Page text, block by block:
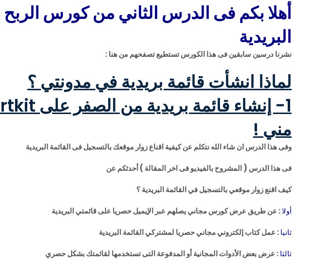
أهلا بكم فى الدرس الثاني من كورس الربح
البريدية
نشرنا درسين سابقين فى هذا الكورس تستطيع تصفحهم من هنا :
لماذا انشأت قائمة بريدية في مدونتي ؟
مني !
وفى هذا الدرس ان شاء الله نتكلم عن كيفية اقناع زوار موقعك بالتسجيل فى القائمة البريدية
فى هذا الدرس ( المشروح بالفيديو فى اخر المقالة ) أحدثكم عن
كيف اقنع زوار موقعي بالتسجيل في القائمة البريدية ؟
أولا: عن طريق عرض كورس مجاني يصلهم عبر الإيميل حصريا على قائمتي البريدية
ثانيا: عمل كتاب إلكتروني مجاني حصريا لمشتركي القائمة البريدية
ثالثا: عرض بعض الأدوات المجانية أو المدفوعة التى تستخدمها لقائمتك بشكل حصري